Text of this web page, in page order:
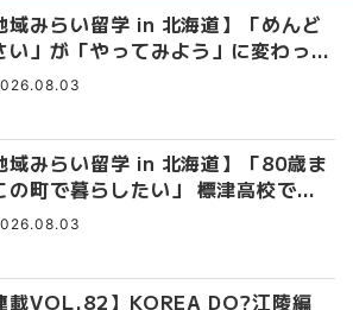
域みらい留学 in 北海道】「めんど
い」が「やってみよう」に変わっ
十勝の風に吹かれて走る、僕の泥
域みらい留学 in 北海道】「80歳ま
の町で暮らしたい」 標津高校で踏
した、私らしい生き方
載VOL.82】KOREA DO?江陵編